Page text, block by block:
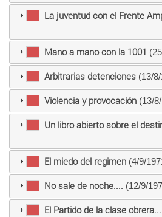
La juventud con el Frente
Mano a mano con la 1001
Arbitrarias detenciones(13/8/
Violencia y provocación(13/8/
Un libro abierto sobre el
El miedo del regimen(4/9/
No sale de noche.... (12/9/
El Partido de la clase